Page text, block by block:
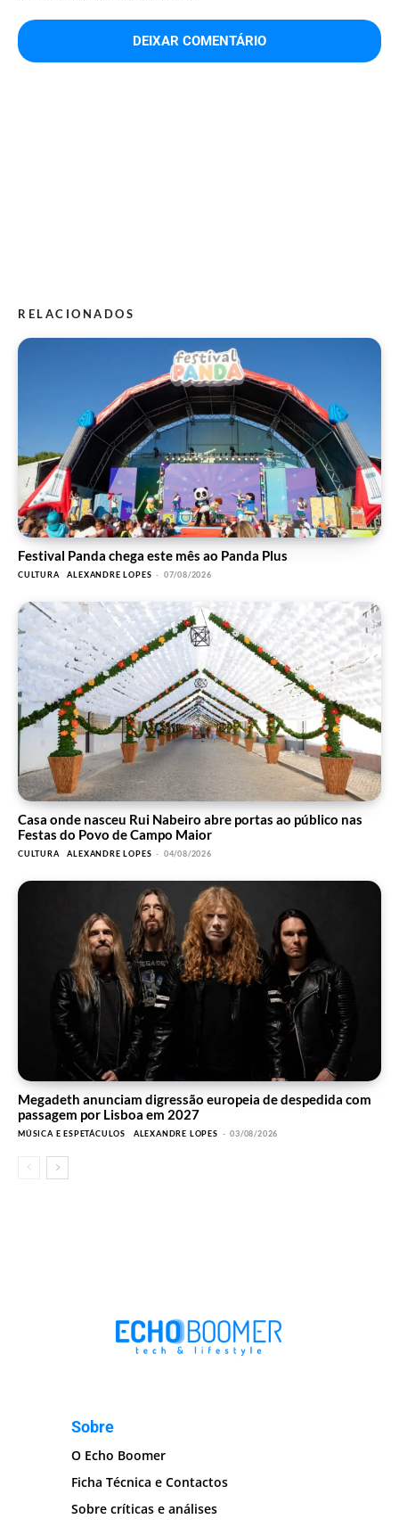
RELACIONADOS
Festival Panda chega este mês ao Panda Plus
CULTURA ALEXANDRE LOPES - 07/08/2026
Casa onde nasceu Rui Nabeiro abre portas ao público nas
Festas do Povo de Campo Maior
CULTURA ALEXANDRE LOPES - 04/08/2026
Megadeth anunciam digressão europeia de despedida com
passagem por Lisboa em 2027
MÚSICA E ESPETÁCULOS ALEXANDRE LOPES - 03/08/2026
Sobre
O Echo Boomer
Ficha Técnica e Contactos
Sobre críticas e análises